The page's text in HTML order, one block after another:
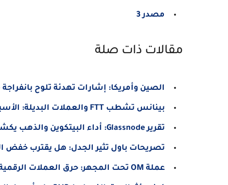
مصدر 3
مقالات ذات صلة
الصين وأمريكا: إشارات تهدئة تلوح بانفراجة
بينانس تشطب FTT والعملات البديلة: الأسباب والتأثير على السوق
تقرير Glassnode: أداء البيتكوين والذهب يكشف اختلافات ملحوظة
تصريحات باول تثير الجدل: هل يقترب خفض
عملة OM تحت المجهر: حرق العملات الرقمية لاستعادة ثقة المستثمرين!